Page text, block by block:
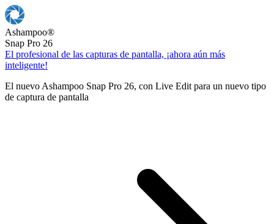
Ashampoo®
Snap Pro 26
El profesional de las capturas de pantalla, ¡ahora aún más
inteligente!
El nuevo Ashampoo Snap Pro 26, con Live Edit para un nuevo tipo
de captura de pantalla